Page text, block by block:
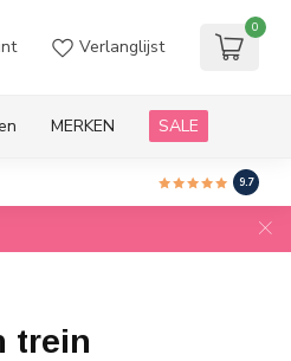
Verlanglijst
0
MERKEN SALE
9.7
trein